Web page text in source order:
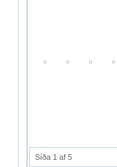
Síða 1 af 5